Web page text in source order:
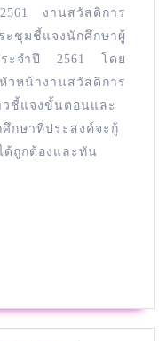
งานสวัสดิการ
ชุมชี้แจงนักศึกษาผู้
ะจำปี 2561 โดย
น้างานสวัสดิการ
ชี้แจงขั้นตอนและ
กษาที่ประสงค์จะกู้
ด้ถูกต้องและทัน